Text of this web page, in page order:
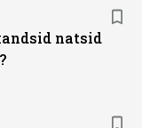
natsid